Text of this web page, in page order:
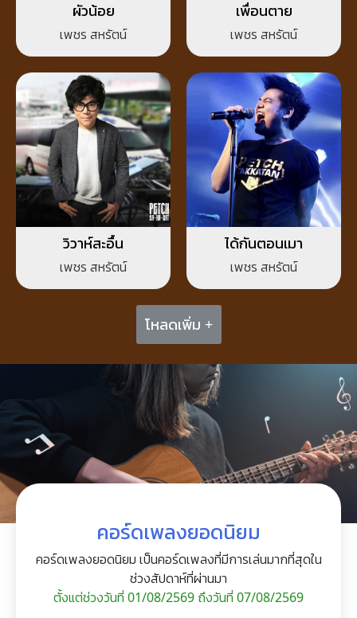
ผัวน้อย
เพชร สหรัตน์
เพื่อนตาย
เพชร สหรัตน์
วิวาห์สะอื้น
เพชร สหรัตน์
ได้กันตอนเมา
เพชร สหรัตน์
โหลดเพิ่ม +
คอร์ดเพลงยอดนิยม
คอร์ดเพลงยอดนิยม เป็นคอร์ดเพลงที่มีการเล่นมากที่สุดใน
ช่วงสัปดาห์ที่ผ่านมา
ตั้งแต่ช่วงวันที่ 01/08/2569 ถึงวันที่ 07/08/2569